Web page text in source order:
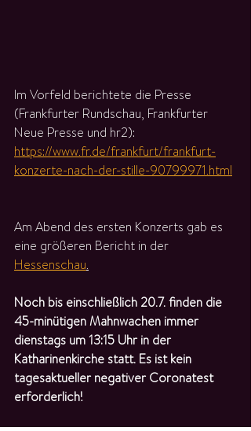
Im Vorfeld berichtete die Presse
(Frankfurter Rundschau, Frankfurter
Neue Presse und hr2):
https://www.fr.de/frankfurt/frankfurt-
konzerte-nach-der-stille-90799971.html
Am Abend des ersten Konzerts gab es
eine größeren Bericht in der
Hessenschau.
Noch bis einschließlich 20.7. finden die
45-minütigen Mahnwachen immer
dienstags um 13:15 Uhr in der
Katharinenkirche statt. Es ist kein
tagesaktueller negativer Coronatest
erforderlich!